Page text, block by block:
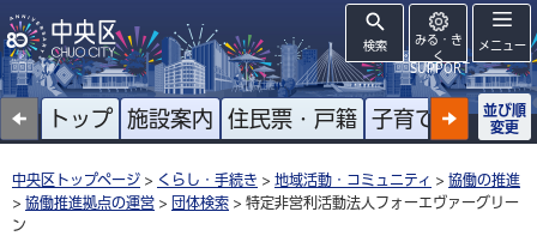
検索
みる・き
く
SUPPORT
メニュー
トップ 施設案内 住民票・戸籍 子育て 高齢者
並び順
変更
中央区トップページ > くらし・手続き > 地域活動・コミュニティ > 協働の推進
> 協働推進拠点の運営 > 団体検索 > 特定非営利活動法人フォーエヴァーグリー
ン